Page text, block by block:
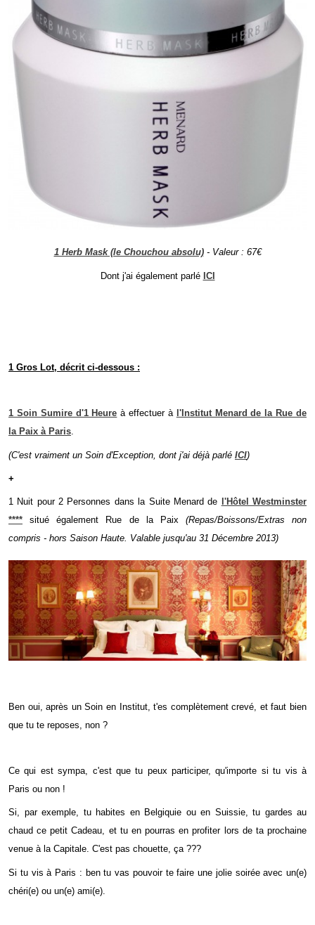
1 Herb Mask (le Chouchou absolu)- Valeur : 67€
Dont j'ai également parlé ICI
1 Gros Lot, décrit ci-dessous :
1 Soin Sumire d'1 Heure à effectuer à l'Institut Menard de la Rue de
la Paix à Paris.
(C'est vraiment un Soin d'Exception, dont j'ai déjà parlé ICI)
+
1 Nuit pour 2 Personnes dans la Suite Menard de
l'Hôtel Westminster
**** situé également Rue de la Paix (Repas/Boissons/Extras non
compris - hors Saison Haute. Valable jusqu'au 31 Décembre 2013)
Ben oui, après un Soin en Institut, t'es complètement crevé, et faut bien
que tu te reposes, non ?
Ce qui est sympa, c'est que tu peux participer, qu'importe si tu vis à
Paris ou non !
Si, par exemple, tu habites en Belgiquie ou en Suissie, tu gardes au
chaud ce petit Cadeau, et tu en pourras en profiter lors de ta prochaine
venue à la Capitale. C'est pas chouette, ça ???
Si tu vis à Paris : ben tu vas pouvoir te faire une jolie soirée avec un(e)
chéri(e) ou un(e) ami(e).